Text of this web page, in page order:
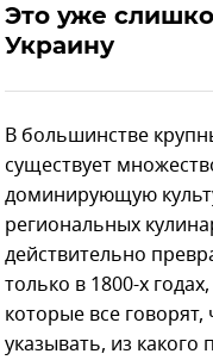
Это уже
Украину
В большинстве
существует
доминирующую
региональных
действительно
только в 1800-х
которые все
указывать, из